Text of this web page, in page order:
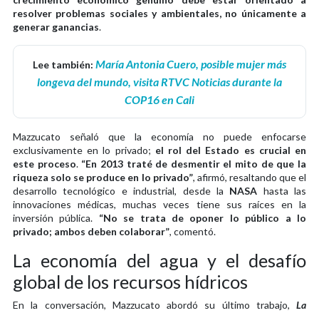
resolver problemas sociales y ambientales, no únicamente a
generar ganancias.
Lee también: María Antonia Cuero, posible mujer más
longeva del mundo, visita RTVC Noticias durante la
COP16 en Cali
Mazzucato señaló que la economía no puede enfocarse
exclusivamente en lo privado; el rol del Estado es crucial en
este proceso. “En 2013 traté de desmentir el mito de que la
riqueza solo se produce en lo privado”, afirmó, resaltando que el
desarrollo tecnológico e industrial, desde la NASA hasta las
innovaciones médicas, muchas veces tiene sus raíces en la
inversión pública. “No se trata de oponer lo público a lo
privado; ambos deben colaborar”, comentó.
La economía del agua y el desafío
global de los recursos hídricos
En la conversación, Mazzucato abordó su último trabajo, La